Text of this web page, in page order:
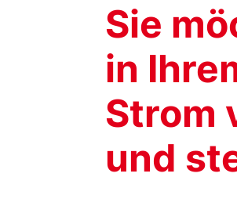
Sie
in
Strom
und